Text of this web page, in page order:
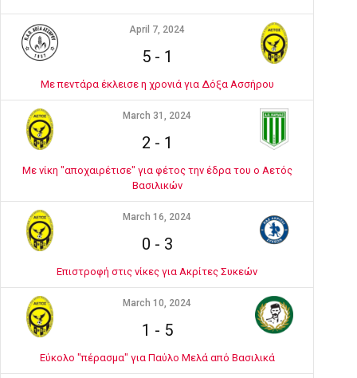
April 7, 2024
5- 1
Με πεντάρα έκλεισε η χρονιά για Δόξα Ασσήρου
March 31, 2024
2 - 1
Με νίκη "αποχαιρέτισε" για φέτος την έδρα του ο Αετός
Βασιλικών
March 16, 2024
0 - 3
Επιστροφή στις νίκες για Ακρίτες Συκεών
March 10, 2024
1 - 5
Εύκολο "πέρασμα" για Παύλο Μελά από Βασιλικά